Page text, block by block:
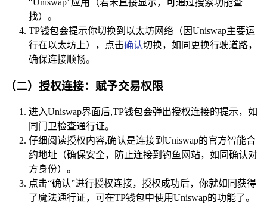
找）。
TP钱包会提示你切换到以太坊网络（因Uniswap主要运
行在以太坊上），点击确认切换，如同更换行驶道路，
确保连接顺畅。
（二）授权连接：赋予交易权限
进入Uniswap界面后,TP钱包会弹出授权连接的提示，如
同门卫检查通行证。
仔细阅读授权内容,确认是连接到Uniswap的官方智能合
约地址（确保安全，防止连接到钓鱼网站，如同确认对
方身份）。
点击“确认”进行授权连接，授权成功后，你就如同获得
了魔法通行证，可在TP钱包中使用Uniswap的功能了。